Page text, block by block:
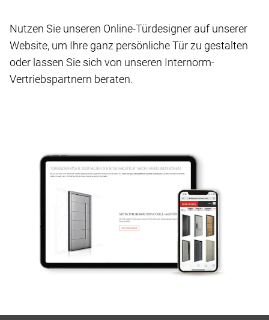
Nutzen Sie unseren Online-Türdesigner auf unserer
Website, um Ihre ganz persönliche Tür zu gestalten
oder lassen Sie sich von unseren Internorm-
Vertriebspartnern beraten.